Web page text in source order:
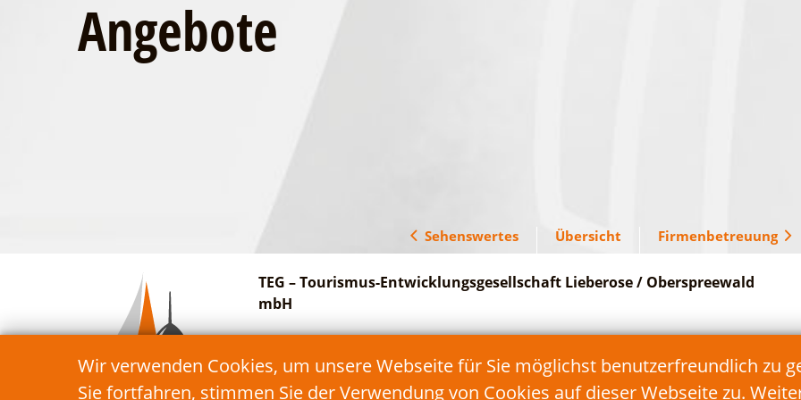
Wir verwenden Cookies, um unsere Webseite für Sie möglichst benutzerfreundlich zu
Sie fortfahren, stimmen Sie der Verwendung von Cookies auf dieser Webseite zu.
Angebote
Sehenswertes Übersicht Firmenbetreuung
TEG – Tourismus-Entwicklungsgesellschaft Lieberose / Oberspreewald
mbH
15913 Schwielochsee
Fax: 035478/17 90 99
E-Mail:info@teg-lds.de